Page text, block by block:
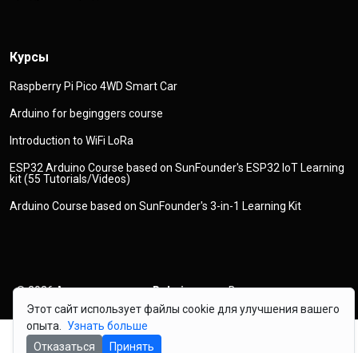
Этот сайт использует файлы cookie для улучшения вашего
опыта.
Узнать больше
Отказаться
Принять
Курсы
Raspberry Pi Pico 4WD Smart Car
Arduino for beginggers course
Introduction to WiFi LoRa
ESP32 Arduino Course based on SunFounder's ESP32 IoT Learning
kit (55 Tutorials/Videos)
Arduino Course based on SunFounder's 3-in-1 Learning Kit
© 2026Авторское право Robojax.com Все права защищены